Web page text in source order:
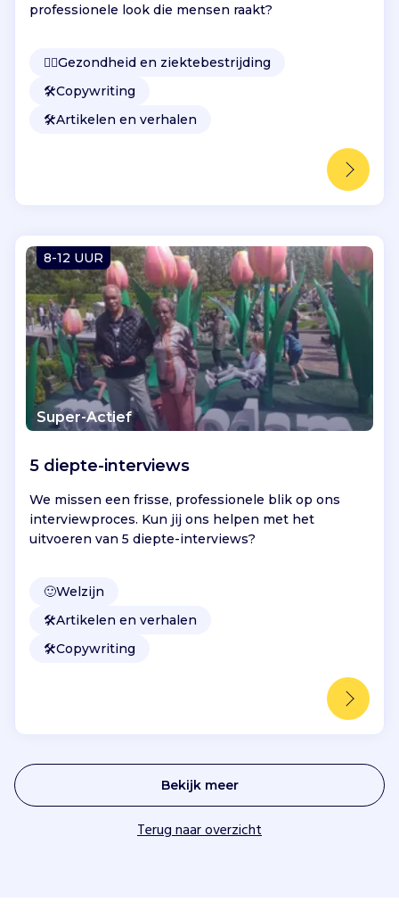
professionele look die mensen raakt?
👩‍⚕️Gezondheid en ziektebestrijding
🛠️Copywriting
🛠️Artikelen en verhalen
8-12 UUR
Super-Actief
5 diepte-interviews
We missen een frisse, professionele blik op ons
interviewproces. Kun jij ons helpen met het
uitvoeren van 5 diepte-interviews?
🙂Welzijn
🛠️Artikelen en verhalen
🛠️Copywriting
Bekijk meer
Terug naar overzicht